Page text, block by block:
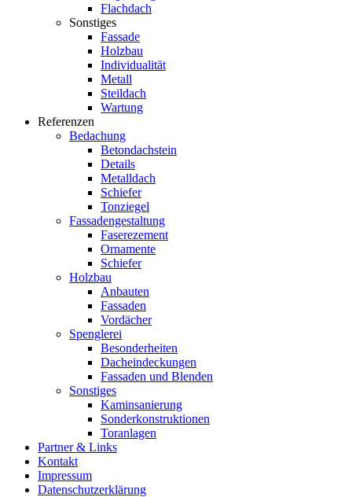
Flachdach
Sonstiges
Fassade
Holzbau
Individualität
Metall
Steildach
Wartung
Referenzen
Bedachung
Betondachstein
Details
Metalldach
Schiefer
Tonziegel
Fassadengestaltung
Faserezement
Ornamente
Schiefer
Holzbau
Anbauten
Fassaden
Vordächer
Spenglerei
Besonderheiten
Dacheindeckungen
Fassaden und Blenden
Sonstiges
Kaminsanierung
Sonderkonstruktionen
Toranlagen
Partner & Links
Kontakt
Impressum
Datenschutzerklärung